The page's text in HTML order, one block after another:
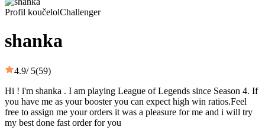
Profil koučelolChallenger
shanka
4.9/ 5(59)
Hi ! i'm shanka . I am playing League of Legends since Season 4. If
you have me as your booster you can expect high win ratios.Feel
free to assign me your orders it was a pleasure for me and i will try
my best done fast order for you